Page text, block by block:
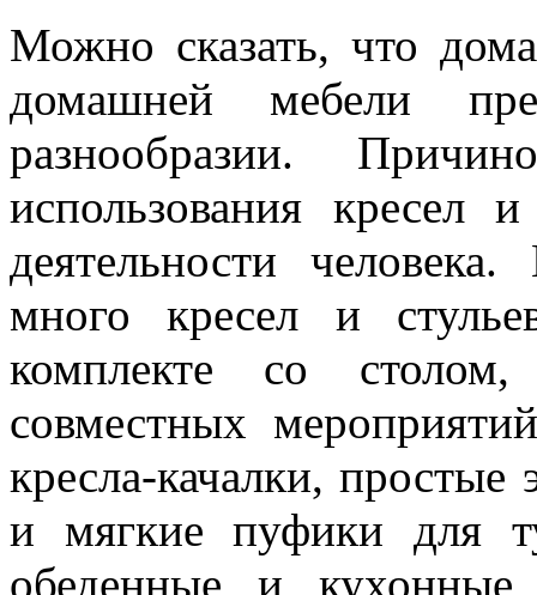
Можно сказать, что
домашней мебели
разнообразии.
использования кресел
деятельности
много кресел и
комплекте со
совместных
кресла-качалки,
и мягкие пуфики для
обеденные и кухонные